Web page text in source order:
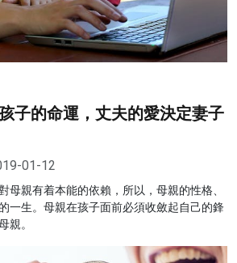
子的命運，丈夫的愛決定妻子
01-12
母親有着本能的依賴，所以，母親的性格、
一生。母親在孩子面前必須收斂起自己的鋒
親。